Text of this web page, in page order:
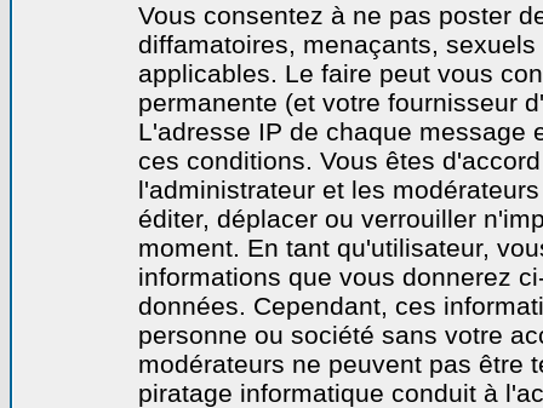
Vous consentez à ne pas poster
diffamatoires, menaçants,
applicables. Le faire peut vous
permanente (et votre fournisseur
L'adresse IP de chaque message
ces conditions. Vous êtes
l'administrateur et les
éditer, déplacer ou verrouiller
moment. En tant qu'utilisateur,
informations que vous donnerez
données. Cependant, ces
personne ou société sans votre
modérateurs ne peuvent pas être
piratage informatique conduit à